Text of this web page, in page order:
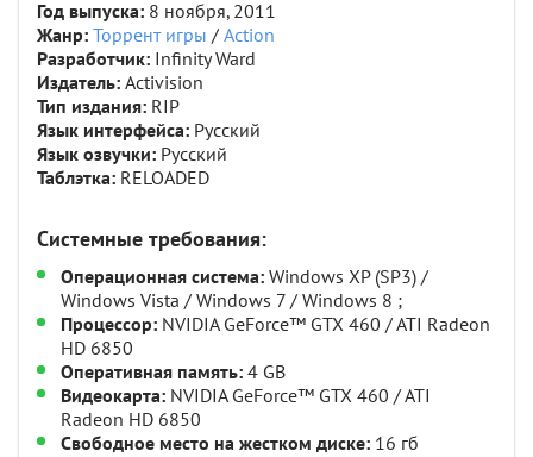
Год выпуска: 8 ноября, 2011
Жанр: Торрент игры / Action
Разработчик: Infinity Ward
Издатель: Activision
Тип издания: RIP
Язык интерфейса: Русский
Язык озвучки: Русский
Таблэтка: RELOADED
Системные требования:
Операционная система: Windows XP (SP3) /
Windows Vista / Windows 7 / Windows 8 ;
Процессор: NVIDIA GeForce™ GTX 460 / ATI Radeon
HD 6850
Оперативная память: 4 GB
Видеокарта: NVIDIA GeForce™ GTX 460 / ATI
Radeon HD 6850
Свободное место на жестком диске: 16 гб